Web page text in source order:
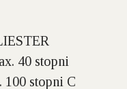
40 stopni
100 stopni C